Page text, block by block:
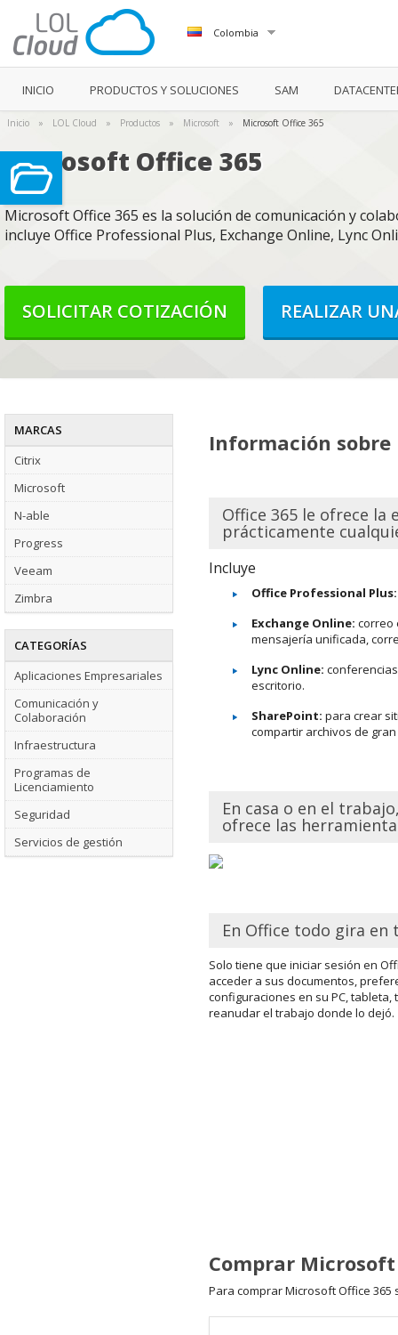
Colombia
INICIO PRODUCTOS Y SOLUCIONES SAM
Inicio » LOL Cloud » Productos » Microsoft » Microsoft Office 365
Microsoft Office 365
Microsoft Office 365 es la solución de comunicación y
incluye Office Professional Plus, Exchange Online, Lync
SOLICITAR COTIZACIÓN REALIZAR
MARCAS
Citrix
Microsoft
N-able
Progress
Veeam
Zimbra
CATEGORÍAS
Aplicaciones Empresariales
Comunicación y
Colaboración
Infraestructura
Programas de
Licenciamiento
Seguridad
Servicios de gestión
Información
Office 365 le ofrece la
prácticamente
Incluye
Office Professional Plus:
Exchange Online: correo
mensajería unificada,
Lync Online:
escritorio.
SharePoint: para crear
compartir archivos de
En casa o en el
ofrece las
En Office todo gira en
Solo tiene que iniciar sesión en
acceder a sus documentos,
configuraciones en su PC,
reanudar el trabajo donde lo dejó.
Comprar
Para comprar Microsoft Office